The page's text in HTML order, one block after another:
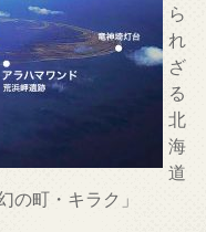
ら
れ
ざ
る
北
海
道
町・キラク」